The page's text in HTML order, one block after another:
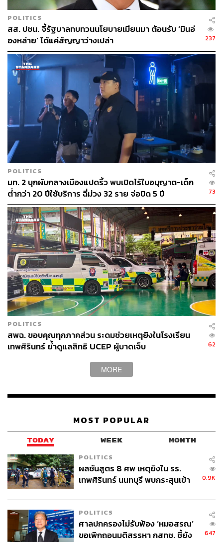
POLITICS
สส. ปชน. จี้รัฐบาลทบทวนนโยบายเมียนมา ต้อนรับ ‘มินอ่
องหล่าย’ ได้แค่สัญญาว่างเปล่า
237
POLITICS
มท. 2 บุกผับกลางเมืองแปดริ้ว พบเปิดไร้ใบอนุญาต-เด็ก
ต่ำกว่า 20 ปีใช้บริการ ฉี่ม่วง 32 ราย จ่อปิด 5 ปี
73
POLITICS
สพฉ. ขอบคุณทุกภาคส่วน ระดมช่วยเหตุยิงในโรงเรียน
เทพศิรินทร์ ย้ำดูแลสิทธิ UCEP ผู้บาดเจ็บ
62
MORE
MOST POPULAR
TODAY WEEK MONTH
POLITICS
ผลชันสูตร 8 ศพ เหตุยิงใน รร.
เทพศิรินทร์ นนทบุรี พบกระสุนเข้า
0.9K
POLITICS
ศาลปกครองไม่รับฟ้อง ‘หมอสรณ’
ขอเพิกถอนมติสรรหา กสทช. ชี้ยัง
647